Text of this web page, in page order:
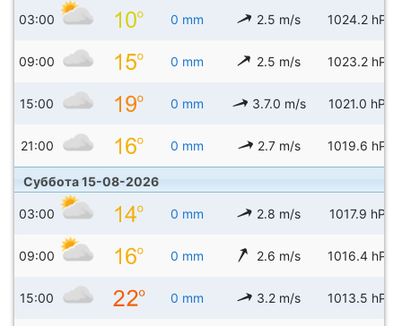
03:00 0 mm 2.5 m/s 1024.2 hPa
09:00 0 mm 2.5 m/s 1023.2 hPa
15:00 0 mm 3.7.0 m/s 1021.0 hPa
21:00 0 mm 2.7 m/s 1019.6 hPa
Суббота 15-08-2026
03:00 0 mm 2.8 m/s 1017.9 hPa
09:00 0 mm 2.6 m/s 1016.4 hPa
15:00 0 mm 3.2 m/s 1013.5 hPa